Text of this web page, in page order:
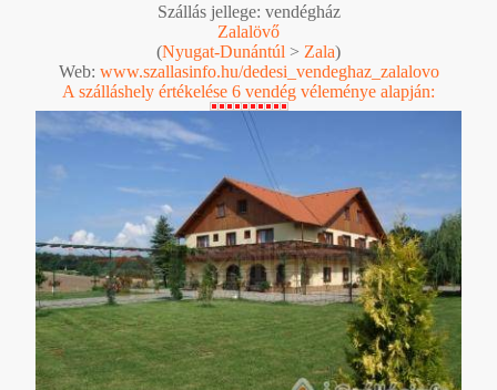
Szállás jellege: vendégház
Zalalövő
(Nyugat-Dunántúl > Zala)
Web: www.szallasinfo.hu/dedesi_vendeghaz_zalalovo
A szálláshely értékelése 6 vendég véleménye alapján: